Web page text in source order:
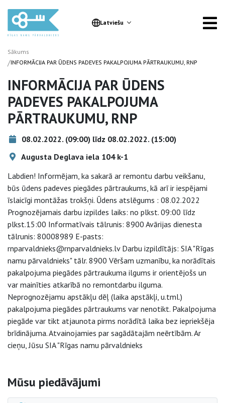
Latviešu
Sākums
/INFORMĀCIJA PAR ŪDENS PADEVES PAKALPOJUMA PĀRTRAUKUMU, RNP
INFORMĀCIJA PAR ŪDENS
PADEVES PAKALPOJUMA
PĀRTRAUKUMU, RNP
08.02.2022. (09:00) līdz 08.02.2022. (15:00)
Augusta Deglava iela 104 k-1
Labdien! Informējam, ka sakarā ar remontu darbu veikšanu,
būs ūdens padeves piegādes pārtraukums, kā arī ir iespējami
īslaicīgi montāžas trokšņi. Ūdens atslēgums : 08.02.2022
Prognozējamais darbu izpildes laiks: no plkst. 09:00 līdz
plkst.15:00 Informatīvais tālrunis: 8900 Avārijas dienesta
tālrunis: 80008989 E-pasts:
rnparvaldnieks@rnparvaldnieks.lv Darbu izpildītājs: SIA "Rīgas
namu pārvaldnieks" tālr. 8900 Vēršam uzmanību, ka norādītais
pakalpojuma piegādes pārtraukuma ilgums ir orientējošs un
var mainīties atkarībā no remontdarbu ilguma.
Neprognozējamu apstākļu dēļ (laika apstākļi, u.tml.)
pakalpojuma piegādes pārtraukums var nenotikt. Pakalpojuma
piegāde var tikt atjaunota pirms norādītā laika bez iepriekšēja
brīdinājuma. Atvainojamies par sagādātajām neērtībām. Ar
cieņu, Jūsu SIA "Rīgas namu pārvaldnieks
Sāna navigācija
Mūsu piedāvājumi